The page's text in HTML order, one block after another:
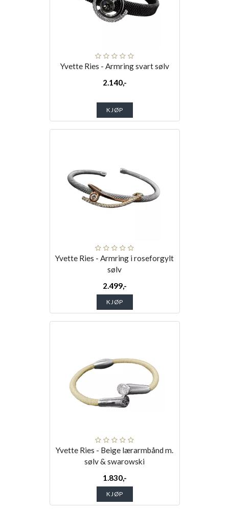
Yvette Ries - Armring svart sølv
2.140,-
KJØP
Yvette Ries - Armring i roseforgylt
sølv
2.499,-
KJØP
Yvette Ries - Beige lærarmbånd m.
sølv & swarowski
1.830,-
KJØP